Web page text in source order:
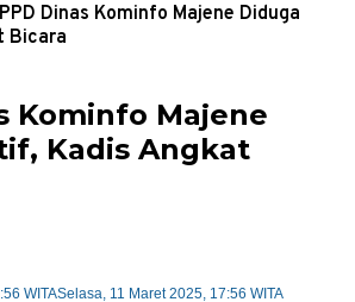
Dinas Kominfo Majene Diduga
Bicara
Kominfo Majene
Kadis Angkat
WITASelasa, 11 Maret 2025, 17:56 WITA